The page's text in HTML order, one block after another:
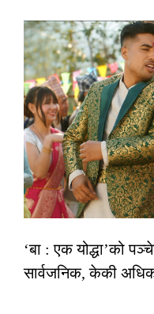
‘बा : एक योद्धा’को
सार्वजनिक, केकी